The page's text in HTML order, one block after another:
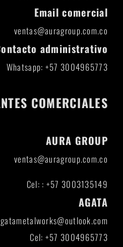
Email comercial
ventas@auragroup.com.co
administrativo
Whatsapp: +57 3004965773
COMERCIALES
AURA GROUP
ventas@auragroup.com.co
Cel: : +57 3003135149
AGATA
Cel: +57 3004965773